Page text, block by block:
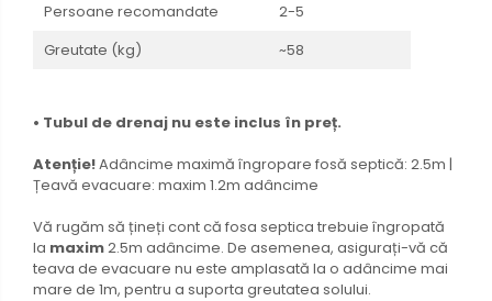
Persoane recomandate
2-5
Greutate (kg)
~58
• Tubul de drenaj nu este inclus în preț.
Atenție!Adâncime maximă îngropare fosă septică: 2.5m |
Țeavă evacuare: maxim 1.2m adâncime
Vă rugăm să țineți cont că fosa septica trebuie îngropată
la maxim2.5m adâncime. De asemenea, asigurați-vă că
teava de evacuare nu este amplasată la o adâncime mai
mare de 1m, pentru a suporta greutatea solului.